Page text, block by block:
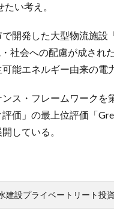
い考え。
開発した大型物流施設
社会への配慮が成され
能エネルギー由来の電
ス・フレームワークを
価」の最上位評価「
している。
建設プライベートリート投